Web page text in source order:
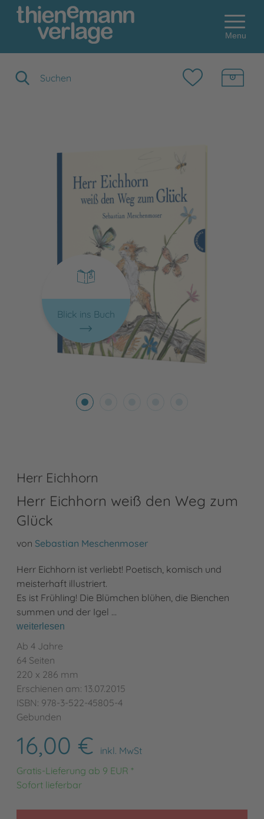
Menu
Blick ins Buch
Herr Eichhorn
Herr Eichhorn weiß den Weg zum
Glück
von Sebastian Meschenmoser
Herr Eichhorn ist verliebt! Poetisch, komisch und
meisterhaft illustriert.
Es ist Frühling! Die Blümchen blühen, die Bienchen
summen und der Igel …
weiterlesen
Ab 4 Jahre
64 Seiten
220 x 286 mm
Erschienen am: 13.07.2015
ISBN: 978-3-522-45805-4
Gebunden
16,00 €
inkl. MwSt
Gratis-Lieferung ab 9 EUR *
Sofort lieferbar